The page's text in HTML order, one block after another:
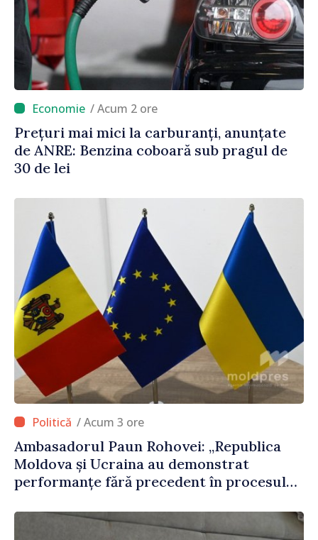
/ Acum 2 ore
Prețuri mai mici la carburanți, anunțate
de ANRE: Benzina coboară sub pragul de
30 de lei
/ Acum 3 ore
Ambasadorul Paun Rohovei: „Republica
Moldova și Ucraina au demonstrat
performanțe fără precedent în procesul